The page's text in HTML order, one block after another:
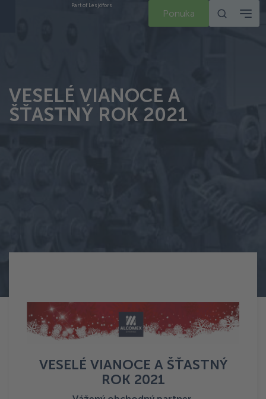
Part of Lesjöfors
Ponuka
VESELÉ VIANOCE A
ŠŤASTNÝ ROK 2021
VESELÉ VIANOCE A ŠŤASTNÝ
ROK 2021